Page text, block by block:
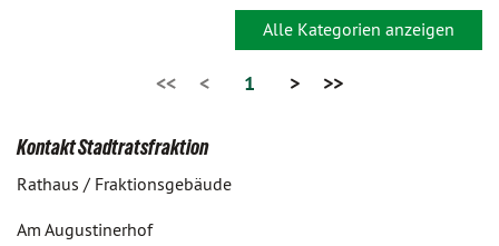
Alle Kategorien anzeigen
<< < 1 > >>
Kontakt Stadtratsfraktion
Rathaus / Fraktionsgebäude
Am Augustinerhof